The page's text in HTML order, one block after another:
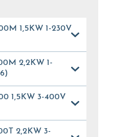
1,5KW 1-230V
2,2KW 1-
1,5KW 3-400V
2,2KW 3-